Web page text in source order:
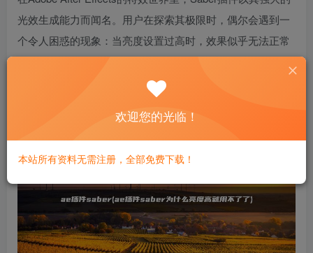
光效生成能力而闻名。用户在探索其极限时，偶尔会遇到一
个令人困惑的现象：当亮度设置过高时，效果似乎无法正常
显示。本文旨在深入探讨这一问题，揭示背后的原因，并提
供可能的解决方案，帮助创意工作者更好地掌握这一工具。
欢迎您的光临！
本站所有资料无需注册，全部免费下载！